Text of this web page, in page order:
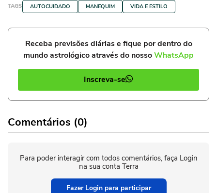
TAGS AUTOCUIDADO MANEQUIM VIDA E ESTILO
Receba previsões diárias e fique por dentro do
mundo astrológico através do nossoWhatsApp
Inscreva-se
Comentários (0)
Para poder interagir com todos comentários, faça Login
na sua conta Terra
Fazer Login para participar